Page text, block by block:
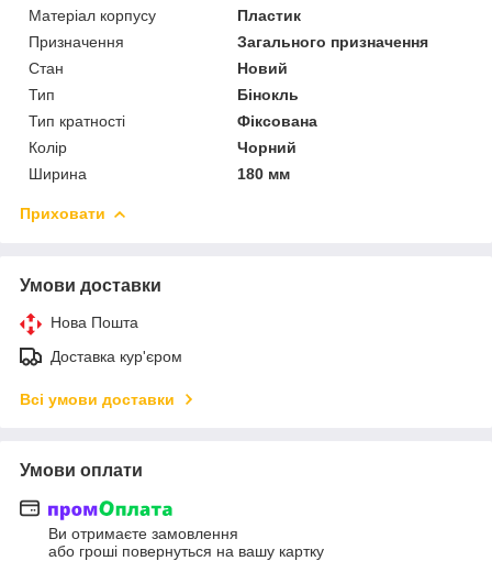
Матеріал корпусу
Пластик
Призначення
Загального призначення
Стан
Новий
Тип
Бінокль
Тип кратності
Фіксована
Колір
Чорний
Ширина
180 мм
Приховати
Умови доставки
Нова Пошта
Доставка кур'єром
Всі умови доставки
Умови оплати
Ви отримаєте замовлення
або гроші повернуться на вашу картку